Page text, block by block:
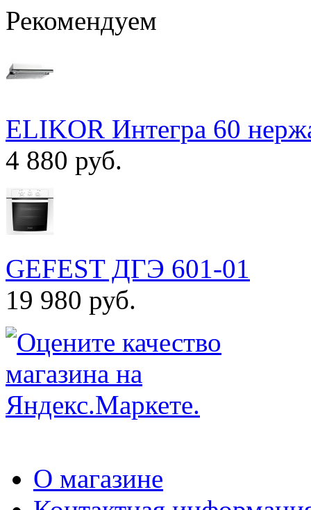
Рекомендуем
ELIKOR Интегра 60
4 880 руб.
GEFEST ДГЭ 601-01
19 980 руб.
О магазине